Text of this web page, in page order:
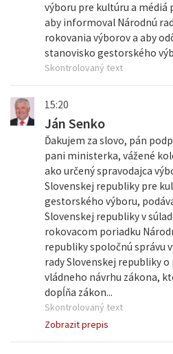
výboru pre kultúru a médiá
aby informoval Národnú
rokovania výborov a aby
stanovisko gestorského
Skontrolovaný text
15:20
Ján Senko
Ďakujem za slovo, pán
pani ministerka, vážené
ako určený spravodajca
Slovenskej republiky pre
gestorského výboru,
Slovenskej republiky v
rokovacom poriadku
republiky spoločnú správu
rady Slovenskej republiky
vládneho návrhu zákona,
dopĺňa zákon...
Skontrolovaný text
Zobrazit prepis